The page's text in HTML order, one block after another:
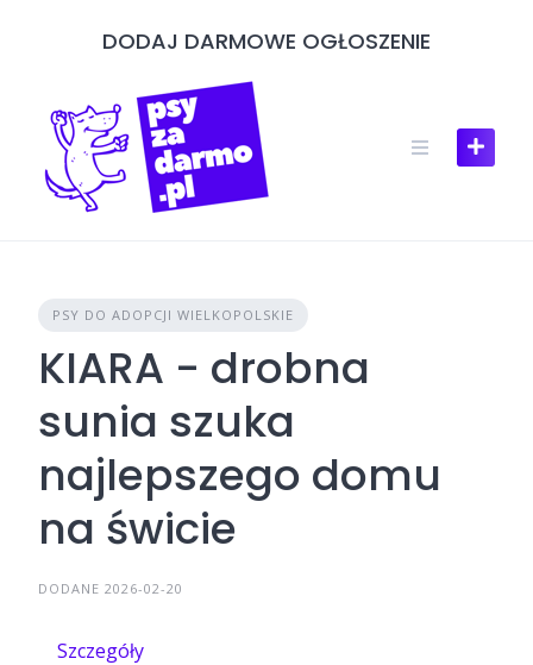
DODAJ DARMOWE OGŁOSZENIE
PSY DO ADOPCJI WIELKOPOLSKIE
KIARA - drobna
sunia szuka
najlepszego domu
na świcie
DODANE 2026-02-20
Szczegóły